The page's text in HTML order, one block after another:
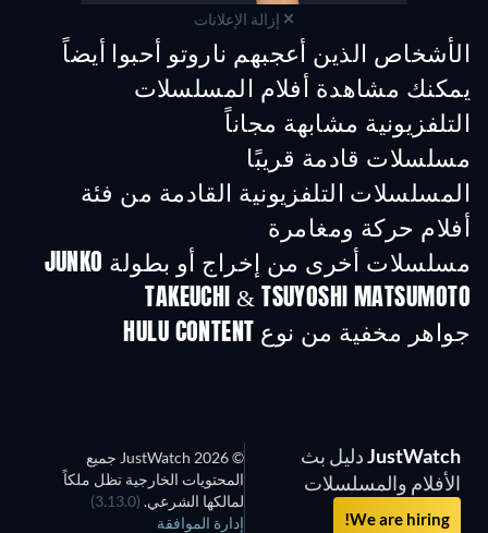
إزالة الإعلانات
الأشخاص الذين أعجبهم ناروتو أحبوا أيضاً
تلفزيون تلفزيون
يمكنك مشاهدة أفلام المسلسلات
التلفزيونية مشابهة مجاناً
تلفزيون
مسلسلات قادمة قريبًا
تلفزيون
المسلسلات التلفزيونية القادمة من فئة
أفلام حركة ومغامرة
موسم 2
مسلسلات أخرى من إخراج أو بطولة JUNKO
TAKEUCHI & TSUYOSHI MATSUMOTO
تلفزيون تلفزيون
جواهر مخفية من نوع HULU CONTENT
تلفزيون تلفزيون
JustWatchدليل بث
الأفلام والمسلسلات
We are hiring!
© 2026 JustWatch جميع
المحتويات الخارجية تظل ملكاً
لمالكها الشرعي. (3.13.0)
إدارة الموافقة